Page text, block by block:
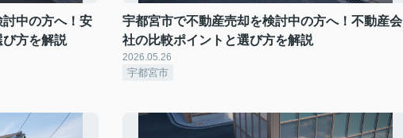
中の方へ！安
方を解説
宇都宮市で不動産売却を検討中の方へ！不動産会
社の比較ポイントと選び方を解説
2026.05.26
宇都宮市